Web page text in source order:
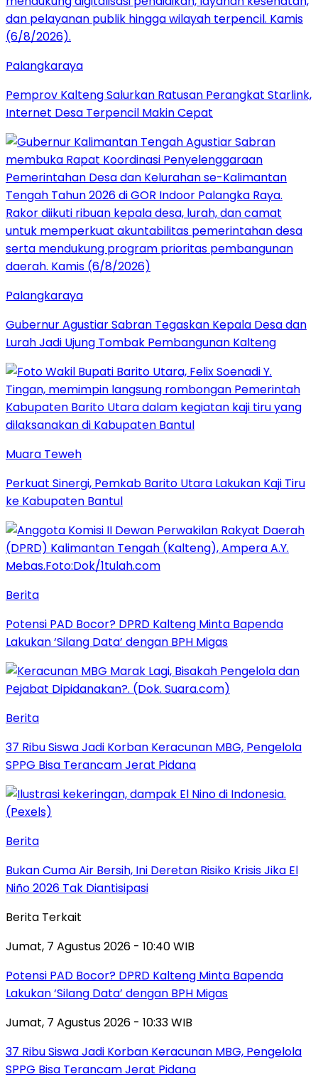
Palangkaraya
Pemprov Kalteng Salurkan Ratusan Perangkat Starlink,
Internet Desa Terpencil Makin Cepat
Palangkaraya
Gubernur Agustiar Sabran Tegaskan Kepala Desa dan
Lurah Jadi Ujung Tombak Pembangunan Kalteng
Muara Teweh
Perkuat Sinergi, Pemkab Barito Utara Lakukan Kaji Tiru
ke Kabupaten Bantul
Berita
Potensi PAD Bocor? DPRD Kalteng Minta Bapenda
Lakukan ‘Silang Data’ dengan BPH Migas
Berita
37 Ribu Siswa Jadi Korban Keracunan MBG, Pengelola
SPPG Bisa Terancam Jerat Pidana
Berita
Bukan Cuma Air Bersih, Ini Deretan Risiko Krisis Jika El
Niño 2026 Tak Diantisipasi
Berita Terkait
Jumat, 7 Agustus 2026 - 10:40 WIB
Potensi PAD Bocor? DPRD Kalteng Minta Bapenda
Lakukan ‘Silang Data’ dengan BPH Migas
Jumat, 7 Agustus 2026 - 10:33 WIB
37 Ribu Siswa Jadi Korban Keracunan MBG, Pengelola
SPPG Bisa Terancam Jerat Pidana